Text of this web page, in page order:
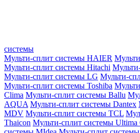
системы
Мульти-сплит системы HAIER
Мульти-сплит системы Hitachi
Мульти-сплит системы LG Мульти-
Мульти-сплит системы Toshiba
Clima Мульти-сплит системы Ballu
AQUA Мульти-сплит системы Dantex
MDV Мульти-сплит системы TCL
Thaicon Мульти-сплит системы Ultima